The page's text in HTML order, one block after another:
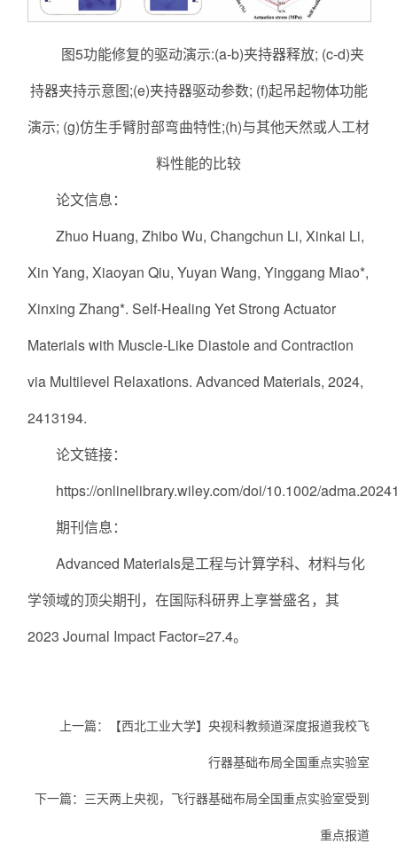
图5功能修复的驱动演示:(a-b)夹持器释放; (c-d)夹
持器夹持示意图;(e)夹持器驱动参数; (f)起吊起物体功能
演示; (g)仿生手臂肘部弯曲特性;(h)与其他天然或人工材
料性能的比较
论文信息：
Zhuo Huang, Zhibo Wu, Changchun Li, Xinkai Li,
Xin Yang, Xiaoyan Qiu, Yuyan Wang, Yinggang Miao*,
Xinxing Zhang*. Self-Healing Yet Strong Actuator
Materials with Muscle-Like Diastole and Contraction
via Multilevel Relaxations. Advanced Materials, 2024,
2413194.
论文链接：
https://onlinelibrary.wiley.com/doi/10.1002/
期刊信息：
Advanced Materials是工程与计算学科、材料与化
学领域的顶尖期刊，在国际科研界上享誉盛名，其
2023 Journal Impact Factor=27.4。
上一篇： 【西北工业大学】央视科教频道深度报道我校飞
行器基础布局全国重点实验室
下一篇： 三天两上央视，飞行器基础布局全国重点实验室受到
重点报道